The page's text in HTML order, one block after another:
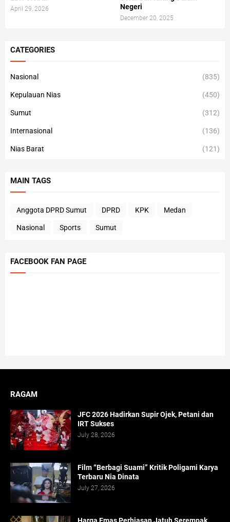
April 29, 2026
Negeri
December 20, 2025
CATEGORIES
Nasional (835)
Kepulauan Nias (450)
Sumut (312)
Internasional (136)
Nias Barat (121)
MAIN TAGS
Anggota DPRD Sumut DPRD KPK Medan
Nasional Sports Sumut
FACEBOOK FAN PAGE
RAGAM
JFC 2026 Hadirkan Supir Ojek, Petani dan
IRT Sukses
July 28, 2026
Film “Berbagi Suami” Kritik Poligami Karya
Terbaru Nia Dinata
July 27, 2026